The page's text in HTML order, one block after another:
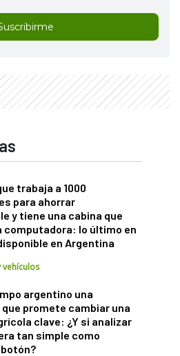
trabaja a 1000
para ahorrar
y tiene una cabina que
computadora: lo último en
en Argentina
vehículos
argentino una
promete cambiar una
clave: ¿Y si analizar
tan simple como